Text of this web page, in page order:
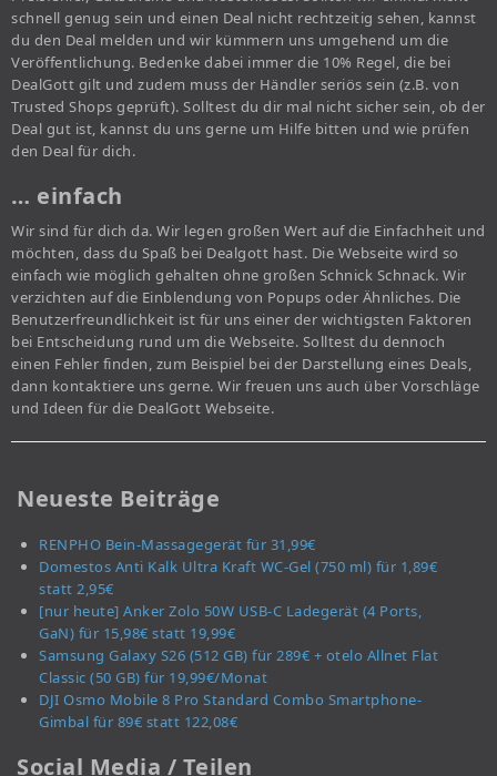
schnell genug sein und einen Deal nicht rechtzeitig sehen, kannst
du den Deal melden und wir kümmern uns umgehend um die
Veröffentlichung. Bedenke dabei immer die 10% Regel, die bei
DealGott gilt und zudem muss der Händler seriös sein (z.B. von
Trusted Shops geprüft). Solltest du dir mal nicht sicher sein, ob der
Deal gut ist, kannst du uns gerne um Hilfe bitten und wie prüfen
den Deal für dich.
… einfach
Wir sind für dich da. Wir legen großen Wert auf die Einfachheit und
möchten, dass du Spaß bei Dealgott hast. Die Webseite wird so
einfach wie möglich gehalten ohne großen Schnick Schnack. Wir
verzichten auf die Einblendung von Popups oder Ähnliches. Die
Benutzerfreundlichkeit ist für uns einer der wichtigsten Faktoren
bei Entscheidung rund um die Webseite. Solltest du dennoch
einen Fehler finden, zum Beispiel bei der Darstellung eines Deals,
dann kontaktiere uns gerne. Wir freuen uns auch über Vorschläge
und Ideen für die DealGott Webseite.
Neueste Beiträge
RENPHO Bein-Massagegerät für 31,99€
Domestos Anti Kalk Ultra Kraft WC-Gel (750 ml) für 1,89€
statt 2,95€
[nur heute] Anker Zolo 50W USB-C Ladegerät (4 Ports,
GaN) für 15,98€ statt 19,99€
Samsung Galaxy S26 (512 GB) für 289€ + otelo Allnet Flat
Classic (50 GB) für 19,99€/Monat
DJI Osmo Mobile 8 Pro Standard Combo Smartphone-
Gimbal für 89€ statt 122,08€
Social Media / Teilen